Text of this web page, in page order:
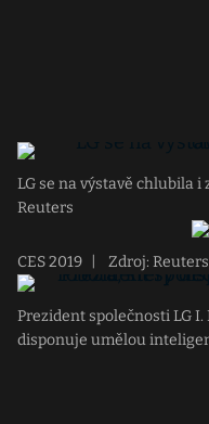
LG se na výstavě chlubila
Reuters
CES 2019 Zdroj: Reuters
Prezident společnosti LG
disponuje umělou